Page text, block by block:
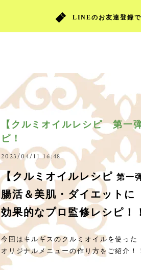
LINEのお友達登録
【クルミオイルレシピ 第一
ピ！
2023/04/11 16:48
【クルミオイルレシピ 第一
腸活＆美肌・ダイエットに
効果的なプロ監修レシピ！
今回はキルギスのクルミオイルを使った
オリジナルメニューの作り方をご紹介！